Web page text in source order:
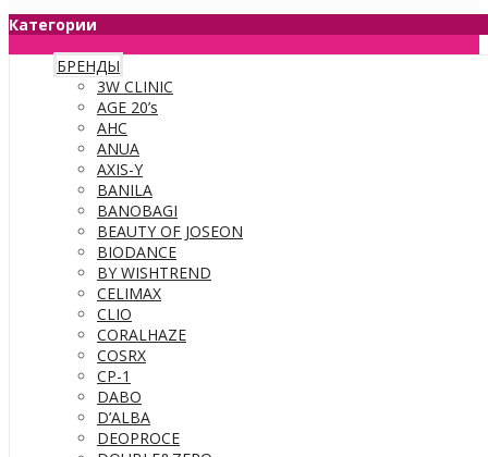
Категории
БРЕНДЫ
3W CLINIC
AGE 20’s
AHC
ANUA
AXIS-Y
BANILA
BANOBAGI
BEAUTY OF JOSEON
BIODANCE
BY WISHTREND
CELIMAX
CLIO
CORALHAZE
COSRX
CP-1
DABO
D’ALBA
DEOPROCE